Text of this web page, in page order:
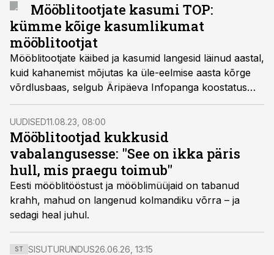
Mööblitootjate kasumi TOP:
kümme kõige kasumlikumat
mööblitootjat
Mööblitootjate käibed ja kasumid langesid läinud aastal,
kuid kahanemist mõjutas ka üle-eelmise aasta kõrge
võrdlusbaas, selgub Äripäeva Infopanga koostatus
mööblitootjate konkurentsiraportist.
UUDISED11.08.23, 08:00
Mööblitootjad kukkusid
vabalangusesse: "See on ikka päris
hull, mis praegu toimub"
Eesti mööblitööstust ja mööblimüüjaid on tabanud
krahh, mahud on langenud kolmandiku võrra – ja
sedagi heal juhul.
ST SISUTURUNDUS26.06.26, 13:15